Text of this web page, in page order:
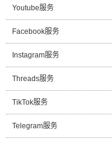
Youtube服务
Facebook服务
Instagram服务
Threads服务
TikTok服务
Telegram服务